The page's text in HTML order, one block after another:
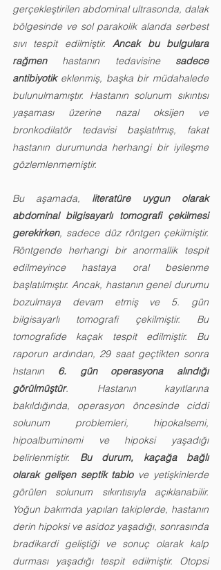
gerçekleştirilen abdominal ultrasonda, dalak
bölgesinde ve sol parakolik alanda serbest
sıvı tespit edilmiştir. Ancak bu bulgulara
rağmen hastanın tedavisine sadece
antibiyotik eklenmiş, başka bir müdahalede
bulunulmamıştır. Hastanın solunum sıkıntısı
yaşaması üzerine nazal oksijen ve
bronkodilatör tedavisi başlatılmış, fakat
hastanın durumunda herhangi bir iyileşme
gözlemlenmemiştir.
Bu aşamada, literatüre uygun olarak
abdominal bilgisayarlı tomografi çekilmesi
gerekirken, sadece düz röntgen çekilmiştir.
Röntgende herhangi bir anormallik tespit
edilmeyince hastaya oral beslenme
başlatılmıştır. Ancak, hastanın genel durumu
bozulmaya devam etmiş ve 5. gün
bilgisayarlı tomografi çekilmiştir. Bu
tomografide kaçak tespit edilmiştir. Bu
raporun ardından, 29 saat geçtikten sonra
hstanın 6. gün operasyona alındığı
görülmüştür. Hastanın kayıtlarına
bakıldığında, operasyon öncesinde ciddi
solunum problemleri, hipokalsemi,
hipoalbuminemi ve hipoksi yaşadığı
belirlenmiştir. Bu durum, kaçağa bağlı
olarak gelişen septik tablo ve yetişkinlerde
görülen solunum sıkıntısıyla açıklanabilir.
Yoğun bakımda yapılan takiplerde, hastanın
derin hipoksi ve asidoz yaşadığı, sonrasında
bradikardi geliştiği ve sonuç olarak kalp
durması yaşadığı tespit edilmiştir. Otopsi